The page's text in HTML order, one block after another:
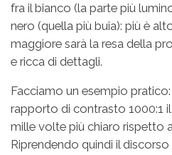
fra il bianco (la parte più
nero (quella più buia): più è
maggiore sarà la resa della
e ricca di dettagli.
Facciamo un esempio
rapporto di contrasto 1000:1
mille volte più chiaro rispetto
Riprendendo quindi il